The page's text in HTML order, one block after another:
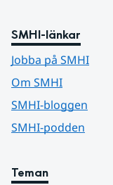
SMHI-länkar
Jobba på SMHI
Om SMHI
SMHI-bloggen
SMHI-podden
Teman